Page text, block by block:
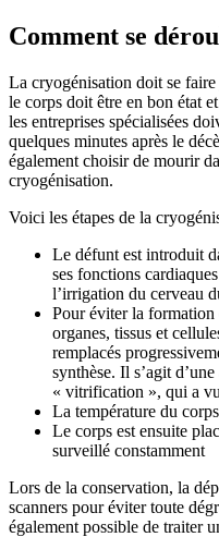
Comment se
La cryogénisation doit se
le corps doit être en bon état
les entreprises spécialisées
quelques minutes après le
également choisir de mourir
cryogénisation.
Voici les étapes de la
Le défunt est introduit
ses fonctions
l’irrigation du cerveau
Pour éviter la formation
organes, tissus et
remplacés
synthèse. Il s’agit
« vitrification », qui a
La température du
Le corps est ensuite
surveillé constamment
Lors de la conservation, la
scanners pour éviter toute
également possible de traiter